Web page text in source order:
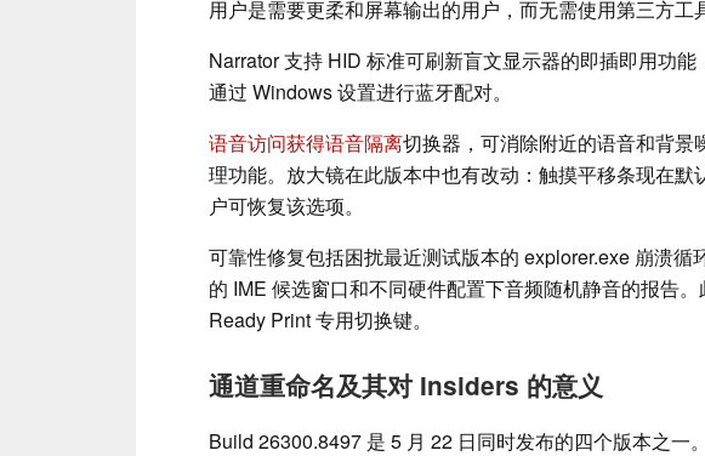
用户是需要更柔和屏幕输出的用户，而无需使用第三方工
Narrator 支持 HID 标准可刷新盲文显示器的即插即用功
通过 Windows 设置进行蓝牙配对。
语音访问获得语音隔离切换器，可消除附近的语音和背景
理功能。放大镜在此版本中也有改动：触摸平移条现在默
户可恢复该选项。
可靠性修复包括困扰最近测试版本的 explorer.exe 崩溃循
的 IME 候选窗口和不同硬件配置下音频随机静音的报告
Ready Print 专用切换键。
通道重命名及其对 Insiders 的意义
Build 26300.8497 是 5 月 22 日同时发布的四个版本之一